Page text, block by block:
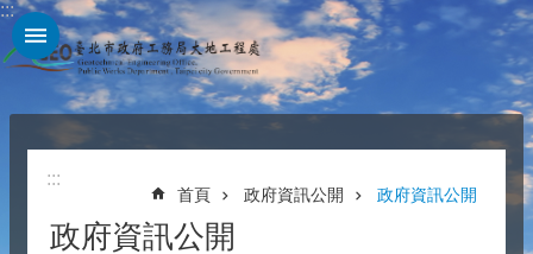
跳到主要內容區塊
:::
:::
首頁 政府資訊公開 政府資訊公開
政府資訊公開